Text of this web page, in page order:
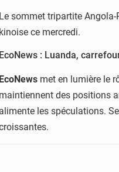
Le sommet tripartite Angola-
kinoise ce mercredi.
EcoNews : Luanda,
EcoNews met en lumière le
maintiennent des positions
alimente les spéculations.